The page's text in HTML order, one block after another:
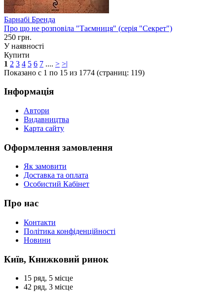
Барнабі Бренда
Про що не розповіла "Таємниця" (серія "Секрет")
250 грн.
У наявності
Купити
1 2 3 4 5 6 7 .... > >|
Показано с 1 по 15 из 1774 (страниц: 119)
Інформація
Автори
Видавництва
Карта сайту
Оформлення замовлення
Як замовити
Доставка та оплата
Особистий Кабінет
Про нас
Контакти
Політика конфіденційності
Новини
Київ, Книжковий ринок
15 ряд, 5 місце
42 ряд, 3 місце